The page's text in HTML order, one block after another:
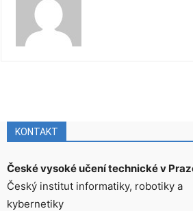
KONTAKT
České vysoké učení technické v
Český institut informatiky, robotiky a
kybernetiky